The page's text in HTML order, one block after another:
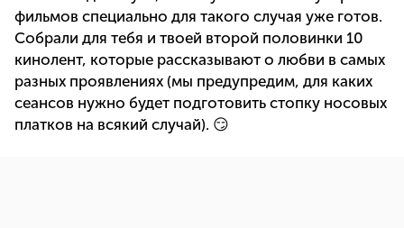
фильмов специально для такого случая уже готов.
Собрали для тебя и твоей второй половинки 10
кинолент, которые рассказывают о любви в самых
разных проявлениях (мы предупредим, для каких
сеансов нужно будет подготовить стопку носовых
платков на всякий случай). 😏